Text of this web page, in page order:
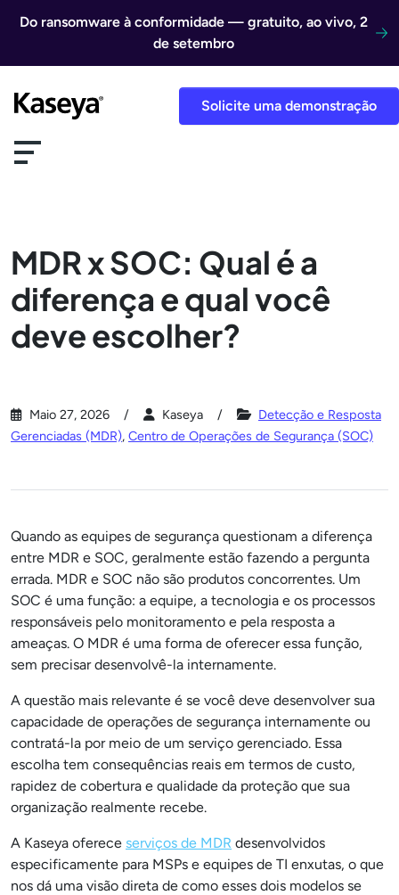
Do ransomware à conformidade — gratuito, ao vivo, 2
de setembro
Solicite uma demonstração
MDR x SOC: Qual é a
diferença e qual você
deve escolher?
Maio 27, 2026 Kaseya
Detecção e Resposta
Gerenciadas (MDR), Centro de Operações de Segurança (SOC)
Quando as equipes de segurança questionam a diferença
entre MDR e SOC, geralmente estão fazendo a pergunta
errada. MDR e SOC não são produtos concorrentes. Um
SOC é uma função: a equipe, a tecnologia e os processos
responsáveis pelo monitoramento e pela resposta a
ameaças. O MDR é uma forma de oferecer essa função,
sem precisar desenvolvê-la internamente.
A questão mais relevante é se você deve desenvolver sua
capacidade de operações de segurança internamente ou
contratá-la por meio de um serviço gerenciado. Essa
escolha tem consequências reais em termos de custo,
rapidez de cobertura e qualidade da proteção que sua
organização realmente recebe.
A Kaseya oferece serviços de MDR desenvolvidos
especificamente para MSPs e equipes de TI enxutas, o que
nos dá uma visão direta de como esses dois modelos se